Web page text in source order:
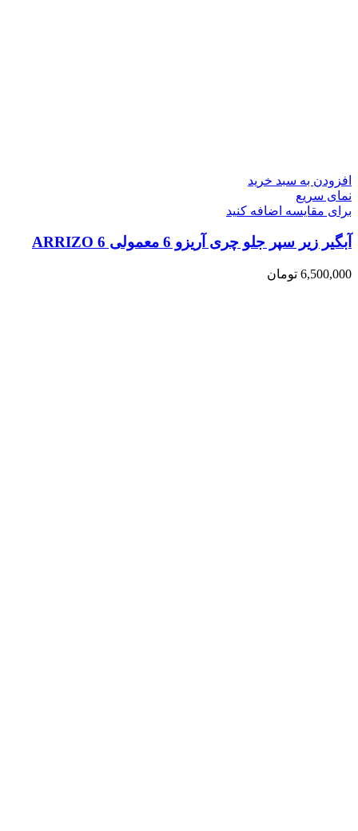
افزودن به سبد خرید
نمای سریع
برای مقایسه اضافه کنید
آبگیر زیر سپر جلو چری آریزو 6 معمولی ARRIZO 6
6,500,000 تومان